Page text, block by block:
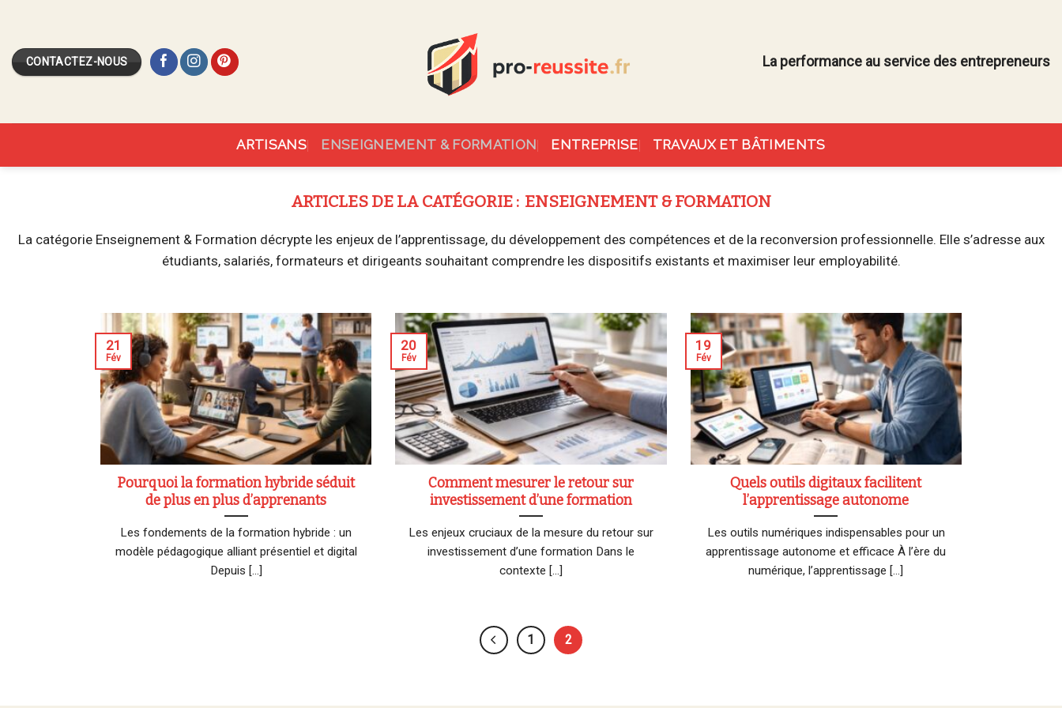
content
CONTACTEZ-NOUS La performance au service des entrepreneurs
ARTISANS ENSEIGNEMENT & FORMATION ENTREPRISE TRAVAUX ET BÂTIMENTS
ENSEIGNEMENT & FORMATION
La catégorie Enseignement & Formation décrypte les enjeux de l’apprentissage, du développement des compétences et de la reconversion professionnelle. Elle s’adresse aux
étudiants, salariés, formateurs et dirigeants souhaitant comprendre les dispositifs existants et maximiser leur employabilité.
Pourquoi la formation hybride séduit
de plus en plus d’apprenants
Les fondements de la formation hybride : un
modèle pédagogique alliant présentiel et digital
Depuis [...]
21
Fév
Comment mesurer le retour sur
investissement d’une formation
Les enjeux cruciaux de la mesure du retour sur
investissement d’une formation Dans le
contexte [...]
20
Fév
Quels outils digitaux facilitent
l’apprentissage autonome
Les outils numériques indispensables pour un
apprentissage autonome et efficace À l’ère du
numérique, l’apprentissage [...]
19
Fév
1 2